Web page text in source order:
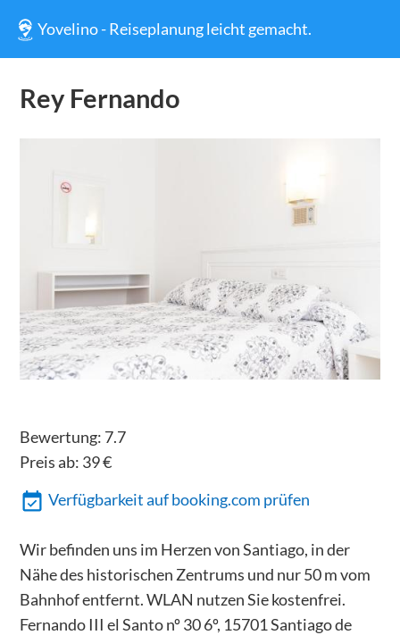
Yovelino - Reiseplanung leicht gemacht.
Rey Fernando
Bewertung: 7.7
Preis ab: 39€
Verfügbarkeit auf booking.com prüfen
Wir befinden uns im Herzen von Santiago, in der
Nähe des historischen Zentrums und nur 50 m vom
Bahnhof entfernt. WLAN nutzen Sie kostenfrei.
Fernando III el Santo nº 30 6º, 15701 Santiago de